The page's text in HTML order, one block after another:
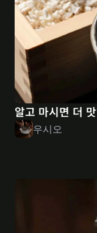
알고 마시면 더
우시오